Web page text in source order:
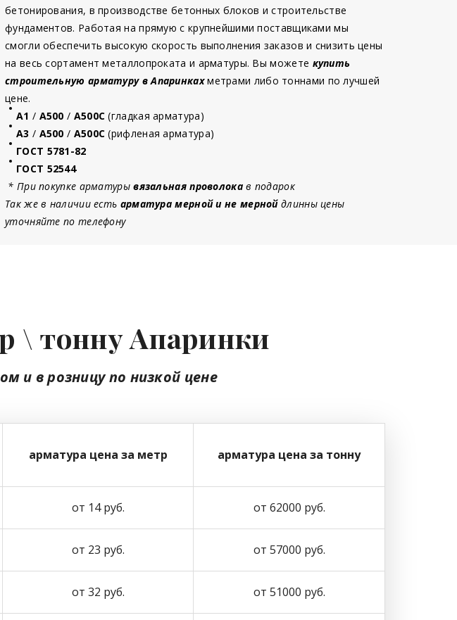
бетонирования, в производстве бетонных блоков и строительстве
фундаментов. Работая на прямую с крупнейшими поставщиками мы
смогли обеспечить высокую скорость выполнения заказов и снизить цены
на весь сортамент металлопроката и арматуры. Вы можете купить
строительную арматуру в Апаринкахметрами либо тоннами по лучшей
цене.
А1 / А500 / А500С (гладкая арматура)
А3 / А500 / А500С (рифленая арматура)
ГОСТ 5781-82
ГОСТ 52544
* При покупке арматурывязальная проволокав подарок
Так же в наличии есть арматура мерной и не мернойдлинны цены
уточняйте по телефону
\ тонну Апаринки
и в розницупо низкой цене
арматура цена за метр арматура цена за тонну
от 14 руб. от 62000 руб.
от 23 руб. от 57000 руб.
от 32 руб. от 51000 руб.